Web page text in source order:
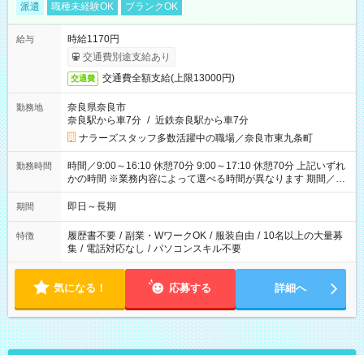
派遣 職種未経験OK ブランクOK
給与
時給1170円
交通費別途支給あり
交通費 交通費全額支給(上限13000円)
勤務地
奈良県奈良市
奈良駅から車7分 / 近鉄奈良駅から車7分
ナラーズスタッフ多数活躍中の職場／奈良市東九条町
勤務時間
時間／9:00～16:10 休憩70分 9:00～17:10 休憩70分 上記いずれ
かの時間 ※業務内容によって選べる時間が異なります 期間／即
日～長期安定 スタート日は相談可能！ 勤務日／月～金の週4日
～でOK！
期間 即日～長期
特徴 履歴書不要 / 副業・WワークOK / 服装自由 / 10名以上の大量募
集 / 電話対応なし / パソコンスキル不要
気になる！ 応募する 詳細へ